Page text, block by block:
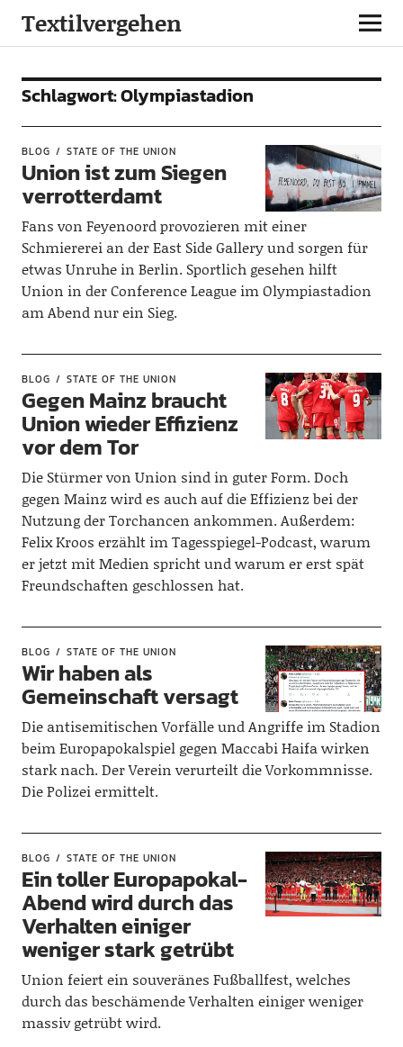
Textilvergehen
Schlagwort:Olympiastadion
BLOG STATE OF THE UNION
Union ist zum Siegen
verrotterdamt
Fans von Feyenoord provozieren mit einer
Schmiererei an der East Side Gallery und sorgen für
etwas Unruhe in Berlin. Sportlich gesehen hilft
Union in der Conference League im Olympiastadion
am Abend nur ein Sieg.
BLOG STATE OF THE UNION
Gegen Mainz braucht
Union wieder Effizienz
vor dem Tor
Die Stürmer von Union sind in guter Form. Doch
gegen Mainz wird es auch auf die Effizienz bei der
Nutzung der Torchancen ankommen. Außerdem:
Felix Kroos erzählt im Tagesspiegel-Podcast, warum
er jetzt mit Medien spricht und warum er erst spät
Freundschaften geschlossen hat.
BLOG STATE OF THE UNION
Wir haben als
Gemeinschaft versagt
Die antisemitischen Vorfälle und Angriffe im Stadion
beim Europapokalspiel gegen Maccabi Haifa wirken
stark nach. Der Verein verurteilt die Vorkommnisse.
Die Polizei ermittelt.
BLOG STATE OF THE UNION
Ein toller Europapokal-
Abend wird durch das
Verhalten einiger
weniger stark getrübt
Union feiert ein souveränes Fußballfest, welches
durch das beschämende Verhalten einiger weniger
massiv getrübt wird.